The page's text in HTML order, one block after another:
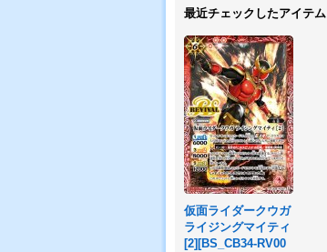
最近チェックしたアイテム
仮面ライダークウガ
ライジングマイティ
[2][BS_CB34-RV00